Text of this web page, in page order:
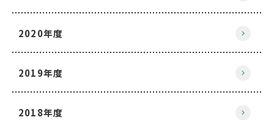
2020年度
2019年度
2018年度